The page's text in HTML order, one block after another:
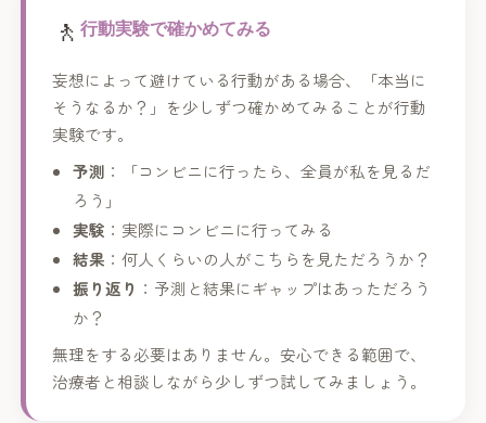
🚶行動実験で確かめてみる
妄想によって避けている行動がある場合、「本当に
そうなるか？」を少しずつ確かめてみることが行動
実験です。
予測 ：「コンビニに行ったら、全員が私を見るだ
ろう」
実験 ：実際にコンビニに行ってみる
結果 ：何人くらいの人がこちらを見ただろうか？
振り返り ：予測と結果にギャップはあっただろう
か？
無理をする必要はありません。安心できる範囲で、
治療者と相談しながら少しずつ試してみましょう。